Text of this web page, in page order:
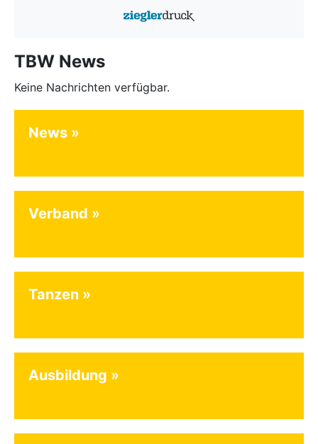
TBW News
Keine Nachrichten verfügbar.
News
Verband
Tanzen
Ausbildung